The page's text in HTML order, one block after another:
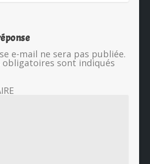
e-mail ne sera pas publiée.
obligatoires sont indiqués